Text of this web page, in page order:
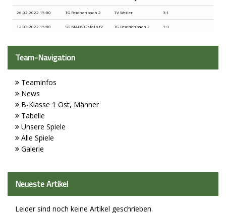
26.02.2022 15:00 TG Reichenbach 2 TV Weiler 3:1
12.03.2022 15:00 SG MADS Ostalb IV TG Reichenbach 2 1:3
Team-Navigation
Teaminfos
News
B-Klasse 1 Ost, Männer
Tabelle
Unsere Spiele
Alle Spiele
Galerie
Neueste Artikel
Leider sind noch keine Artikel geschrieben.